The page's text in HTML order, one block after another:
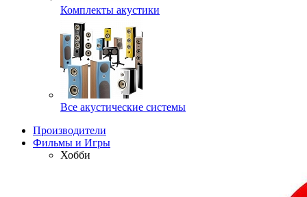
Комплекты акустики
Все акустические системы
Производители
Фильмы и Игры
Хобби